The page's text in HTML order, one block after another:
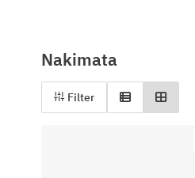
Nakimata
Filter